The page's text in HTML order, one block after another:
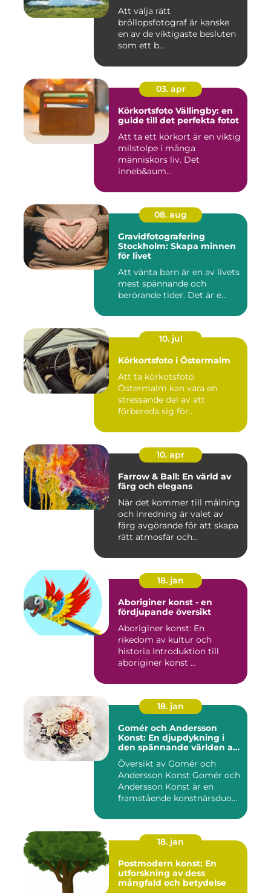
Att välja rätt
bröllopsfotograf är kanske
en av de viktigaste besluten
som ett b...
03. apr
Körkortsfoto Vällingby: en
guide till det perfekta fotot
Att ta ett körkort är en viktig
milstolpe i många
människors liv. Det
inneb&aum...
08. aug
Gravidfotografering
Stockholm: Skapa minnen
för livet
Att vänta barn är en av livets
mest spännande och
berörande tider. Det är e...
10. jul
Körkortsfoto i Östermalm
Att ta körkotsfoto
Östermalm kan vara en
stressande del av att
förbereda sig för...
10. apr
Farrow & Ball: En värld av
färg och elegans
När det kommer till målning
och inredning är valet av
färg avgörande för att skapa
rätt atmosfär och...
18. jan
Aboriginer konst - en
fördjupande översikt
Aboriginer konst: En
rikedom av kultur och
historia Introduktion till
aboriginer konst ...
18. jan
Gomér och Andersson
Konst: En djupdykning i
den spännande världen av
konst
Översikt av Gomér och
Andersson Konst Gomér och
Andersson Konst är en
framstående konstnärsduo
18. jan
Postmodern konst: En
utforskning av dess
mångfald och betydelse